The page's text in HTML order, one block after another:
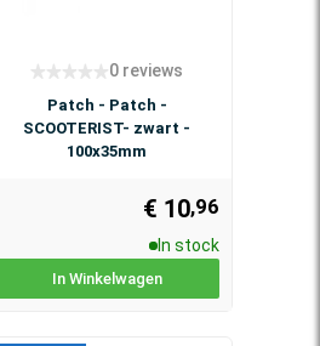
0 reviews
Patch - Patch -
SCOOTERIST- zwart -
100x35mm
€ 10,96
In stock
In Winkelwagen